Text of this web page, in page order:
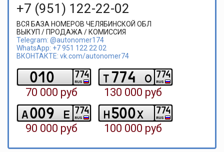
+7 (951) 122-22-02
ВСЯ БАЗА НОМЕРОВ ЧЕЛЯБИНСКОЙ ОБЛ
ВЫКУП / ПРОДАЖА / КОМИССИЯ
Telegram: @autonomer174
WhatsApp: +7 951 122 22 02
ВКОНТАКТЕ: vk.com/autonomer74
010 RUS
774
70 000 руб
t774 o RUS
774
130 000 руб
a009 e RUS
774
90 000 руб
h500x RUS
774
100 000 руб